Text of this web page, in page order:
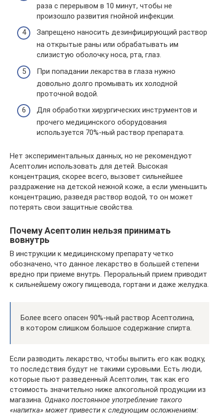
раза с перерывом в 10 минут, чтобы не
произошло развития гнойной инфекции.
Запрещено наносить дезинфицирующий раствор
на открытые раны или обрабатывать им
слизистую оболочку носа, рта, глаз.
При попадании лекарства в глаза нужно
довольно долго промывать их холодной
проточной водой.
Для обработки хирургических инструментов и
прочего медицинского оборудования
используется 70%-ный раствор препарата.
Нет экспериментальных данных, но не рекомендуют
Асептолин использовать для детей. Высокая
концентрация, скорее всего, вызовет сильнейшее
раздражение на детской нежной коже, а если уменьшить
концентрацию, разведя раствор водой, то он может
потерять свои защитные свойства.
Почему Асептолин нельзя принимать
вовнутрь
В инструкции к медицинскому препарату четко
обозначено, что данное лекарство в большей степени
вредно при приеме внутрь. Пероральный прием приводит
к сильнейшему ожогу пищевода, гортани и даже желудка.
Более всего опасен 90%-ный раствор Асептолина,
в котором слишком большое содержание спирта.
Если разводить лекарство, чтобы выпить его как водку,
то последствия будут не такими суровыми. Есть люди,
которые пьют разведенный Асептолин, так как его
стоимость значительно ниже алкогольной продукции из
магазина. Однако постоянное употребление такого
«напитка» может привести к следующим осложнениям: